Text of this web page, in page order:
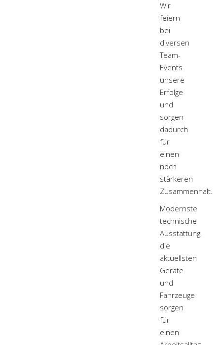
Wir
feiern
bei
diversen
Team-
Events
unsere
Erfolge
und
sorgen
dadurch
für
einen
noch
stärkeren
Zusammenhalt.
Modernste
technische
Ausstattung,
die
aktuellsten
Geräte
und
Fahrzeuge
sorgen
für
einen